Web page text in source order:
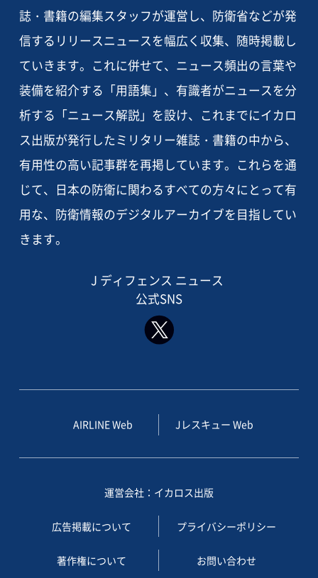
誌・書籍の編集スタッフが運営し、防衛省などが発
信するリリースニュースを幅広く収集、随時掲載し
ていきます。これに併せて、ニュース頻出の言葉や
装備を紹介する「用語集」、有識者がニュースを分
析する「ニュース解説」を設け、これまでにイカロ
ス出版が発行したミリタリー雑誌・書籍の中から、
有用性の高い記事群を再掲しています。これらを通
じて、日本の防衛に関わるすべての方々にとって有
用な、防衛情報のデジタルアーカイブを目指してい
きます。
J ディフェンス ニュース
公式SNS
AIRLINE Web Jレスキュー Web
運営会社：イカロス出版
広告掲載について プライバシーポリシー
著作権について お問い合わせ